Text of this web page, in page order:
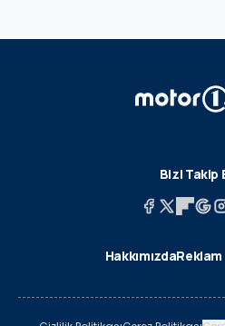
Bizi Takip
HakkımızdaReklam